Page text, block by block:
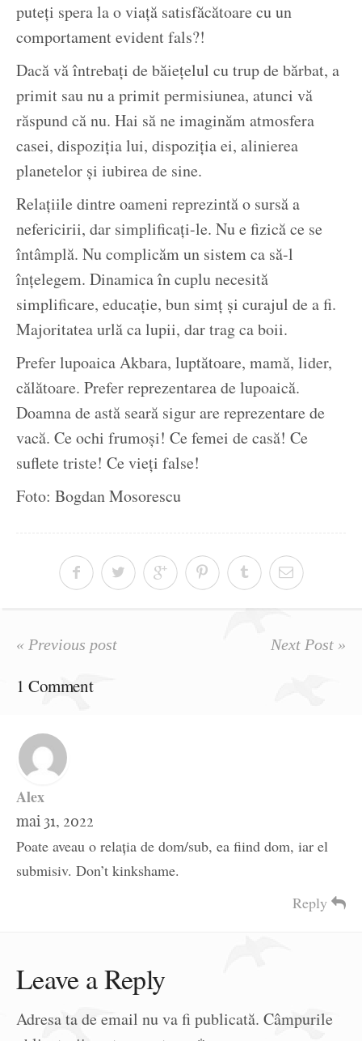
puteți spera la o viață satisfăcătoare cu un
comportament evident fals?!
Dacă vă întrebați de băiețelul cu trup de bărbat, a
primit sau nu a primit permisiunea, atunci vă
răspund că nu. Hai să ne imaginăm atmosfera
casei, dispoziția lui, dispoziția ei, alinierea
planetelor și iubirea de sine.
Relațiile dintre oameni reprezintă o sursă a
nefericirii, dar simplificați-le. Nu e fizică ce se
întâmplă. Nu complicăm un sistem ca să-l
înțelegem. Dinamica în cuplu necesită
simplificare, educație, bun simț și curajul de a fi.
Majoritatea urlă ca lupii, dar trag ca boii.
Prefer lupoaica Akbara, luptătoare, mamă, lider,
călătoare. Prefer reprezentarea de lupoaică.
Doamna de astă seară sigur are reprezentare de
vacă. Ce ochi frumoși! Ce femei de casă! Ce
suflete triste! Ce vieți false!
Foto: Bogdan Mosorescu
« Previous post Next Post »
1 Comment
Alex
mai 31, 2022
Poate aveau o relația de dom/sub, ea fiind dom, iar el
submisiv. Don’t kinkshame.
Reply
Leave a Reply
Adresa ta de email nu va fi publicată. Câmpurile